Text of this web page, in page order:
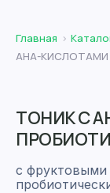
Главная
АНА-КИСЛОТАМИ
ТОНИК С
с